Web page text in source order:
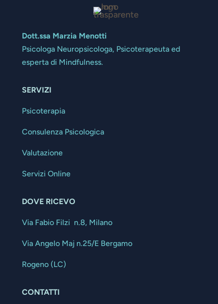
Dott.ssa Marzia Menotti
Psicologa Neuropsicologa, Psicoterapeuta ed
esperta di Mindfulness.
SERVIZI
Psicoterapia
Consulenza Psicologica
Valutazione
Servizi Online
DOVE RICEVO
Via Fabio Filzi n.8, Milano
Via Angelo Maj n.25/E Bergamo
Rogeno (LC)
CONTATTI